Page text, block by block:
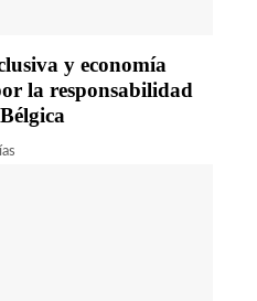
y economía
la responsabilidad